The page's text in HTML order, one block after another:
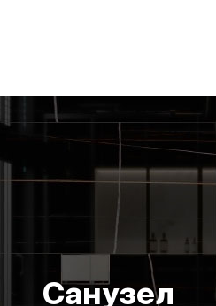
Санузел